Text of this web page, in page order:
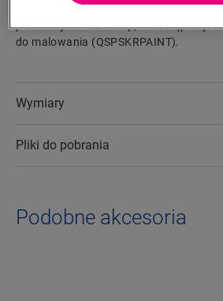
wodoszczelne wykończenie, zalecamy
piankowymi Foamstrip, i . Dostępna
do malowania (QSPSKRPAINT).
Wymiary
Pliki do pobrania
Podobne akcesoria